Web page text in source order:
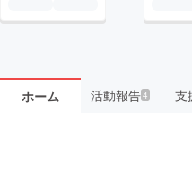
ホーム 活動報告4 支